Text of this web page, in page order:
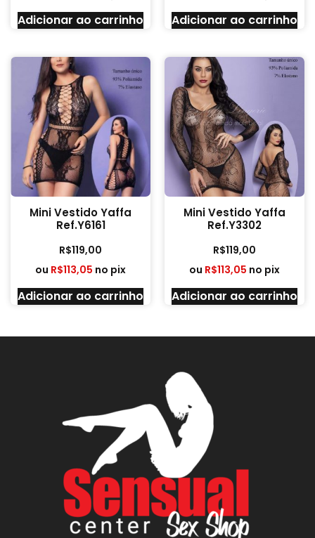
Adicionar ao carrinho Adicionar ao carrinho
Mini Vestido Yaffa
Ref.Y6161
R$119,00
ou R$113,05 no pix
Adicionar ao carrinho
Mini Vestido Yaffa
Ref.Y3302
R$119,00
ou R$113,05 no pix
Adicionar ao carrinho